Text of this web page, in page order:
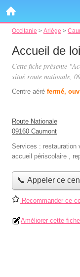
Occitanie > Ariège >
Accueil de
Cette fiche présente
situé route nationale,
Centre aéré fermé,
Route Nationale
09160 Caumont
Services : restauration
accueil périscolaire ,
📞 Appeler ce
Recommander ce
Améliorer cette fiche